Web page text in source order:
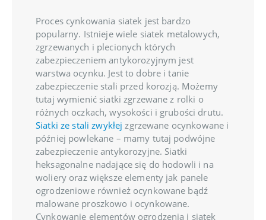
Proces cynkowania siatek jest bardzo
popularny. Istnieje wiele siatek metalowych,
zgrzewanych i plecionych których
zabezpieczeniem antykorozyjnym jest
warstwa ocynku. Jest to dobre i tanie
zabezpieczenie stali przed korozją. Możemy
tutaj wymienić siatki zgrzewane z rolki o
różnych oczkach, wysokości i grubości drutu.
Siatki ze stali zwykłej zgrzewane ocynkowane i
później powlekane – mamy tutaj podwójne
zabezpieczenie antykorozyjne. Siatki
heksagonalne nadające się do hodowli i na
woliery oraz większe elementy jak panele
ogrodzeniowe również ocynkowane bądź
malowane proszkowo i ocynkowane.
Cynkowanie elementów ogrodzenia i siatek